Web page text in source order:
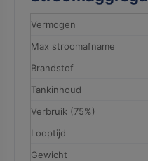
Vermogen
Max stroomafname
Brandstof
Tankinhoud
Verbruik (75%)
Looptijd
Gewicht